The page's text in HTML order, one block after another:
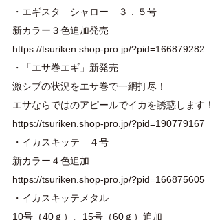
・エギスタ シャロー ３．５号
新カラー３色追加発売
https://tsuriken.shop-pro.jp/?pid=166879282
・「エサ巻エギ」新発売
激シブの状況をエサ巻で一網打尽！
エサならではのアピールでイカを誘惑します！
https://tsuriken.shop-pro.jp/?pid=190779167
・イカスキッテ ４号
新カラー４色追加
https://tsuriken.shop-pro.jp/?pid=166875605
・イカスキッテメタル
10号（40ｇ）、15号（60ｇ）追加